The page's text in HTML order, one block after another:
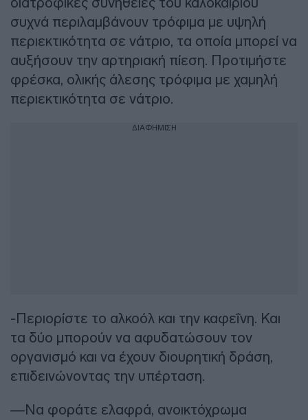
συχνά περιλαμβάνουν τρόφιμα με υψηλή
περιεκτικότητα σε νάτριο, τα οποία μπορεί να
αυξήσουν την αρτηριακή πίεση. Προτιμήστε
φρέσκα, ολικής άλεσης τρόφιμα με χαμηλή
περιεκτικότητα σε νάτριο.
ΔΙΑΦΗΜΙΣΗ
-Περιορίστε το αλκοόλ και την καφεΐνη. Και
τα δύο μπορούν να αφυδατώσουν τον
οργανισμό και να έχουν διουρητική δράση,
επιδεινώνοντας την υπέρταση.
—Να φοράτε ελαφρά, ανοικτόχρωμα